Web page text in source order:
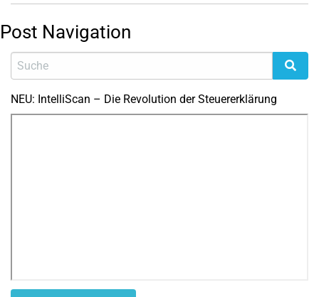
Post Navigation
NEU: IntelliScan – Die Revolution der Steuererklärung